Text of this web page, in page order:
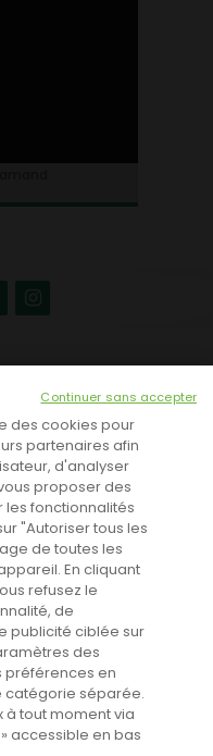
des cookies pour
partenaires afin
d'analyser
proposer des
fonctionnalités
"Autoriser tous les
de toutes les
En cliquant
refusez le
de
publicité ciblée sur
des
préférences en
catégorie séparée.
à tout moment via
accessible en bas
Continuer sans accepter